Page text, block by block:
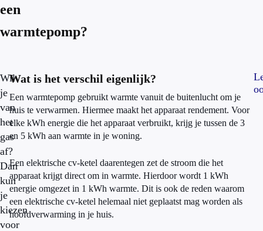
een
warmtepomp?
Wil
je
van
het
gas
af?
Dan
kun
je
kiezen
voor
Wat is het verschil eigenlijk?
Een warmtepomp gebruikt warmte vanuit de buitenlucht om je
huis te verwarmen. Hiermee maakt het apparaat rendement. Voor
elke kWh energie die het apparaat verbruikt, krijg je tussen de 3
en 5 kWh aan warmte in je woning.
Een elektrische cv-ketel daarentegen zet de stroom die het
apparaat krijgt direct om in warmte. Hierdoor wordt 1 kWh
energie omgezet in 1 kWh warmte. Dit is ook de reden waarom
een elektrische cv-ketel helemaal niet geplaatst mag worden als
hoofdverwarming in je huis.